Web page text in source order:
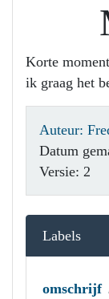
Korte
ik graag het
Auteur:
Datum
Versie: 2
Labels
omschrijf